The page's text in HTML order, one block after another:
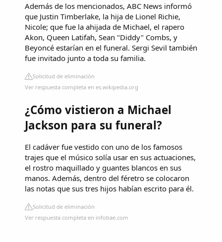
Además de los mencionados, ABC News informó
que Justin Timberlake, la hija de Lionel Richie,
Nicole; que fue la ahijada de Michael, el rapero
Akon, Queen Latifah, Sean "Diddy" Combs, y
Beyoncé estarían en el funeral. Sergi Sevil también
fue invitado junto a toda su familia.
Solicitud de eliminación
Ver respuesta completa en es.wikipedia.org
¿Cómo vistieron a Michael
Jackson para su funeral?
El cadáver fue vestido con uno de los famosos
trajes que el músico solía usar en sus actuaciones,
el rostro maquillado y guantes blancos en sus
manos. Además, dentro del féretro se colocaron
las notas que sus tres hijos habían escrito para él.
Solicitud de eliminación
Ver respuesta completa en infobae.com